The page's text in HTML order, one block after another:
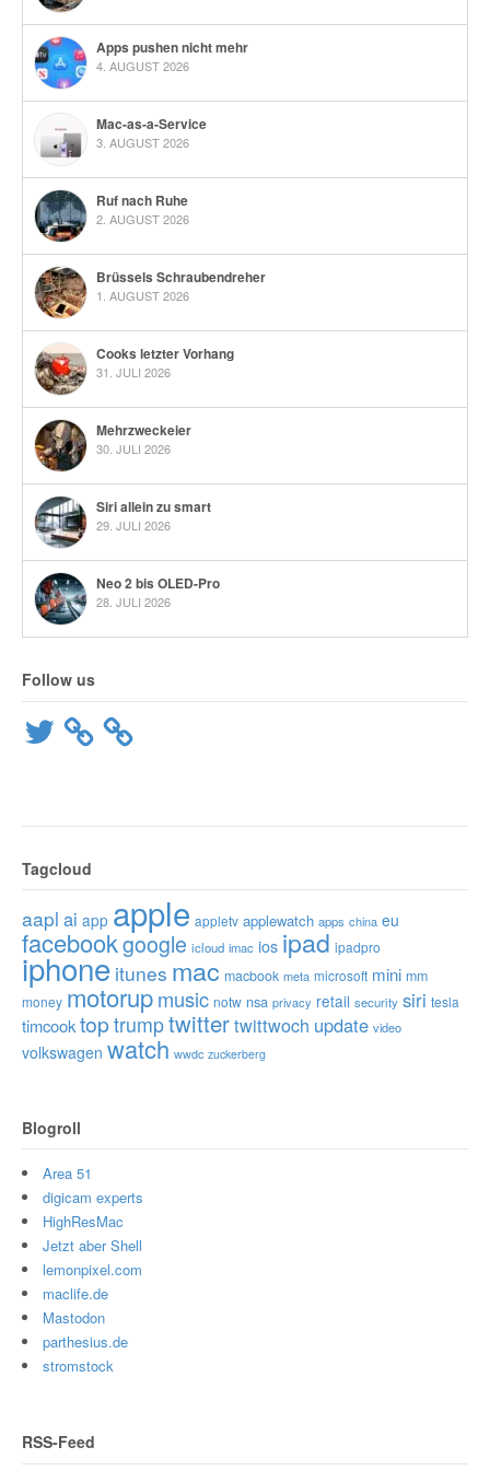
Apps pushen nicht mehr
4. AUGUST 2026
Mac-as-a-Service
3. AUGUST 2026
Ruf nach Ruhe
2. AUGUST 2026
Brüssels Schraubendreher
1. AUGUST 2026
Cooks letzter Vorhang
31. JULI 2026
Mehrzweckeier
30. JULI 2026
Siri allein zu smart
29. JULI 2026
Neo 2 bis OLED-Pro
28. JULI 2026
Follow us
Twitter
Tagcloud
aapl ai app apple appletv applewatch apps china eu
facebookgoogle icloud imac ios ipad ipadpro
iphone itunes mac macbook meta microsoft mini mm
money motorupmusic notw nsa privacy retail security siri tesla
timcooktop trumptwittertwittwoch update video
volkswagen watch wwdc zuckerberg
Blogroll
Area 51
digicam experts
HighResMac
Jetzt aber Shell
lemonpixel.com
maclife.de
Mastodon
parthesius.de
stromstock
RSS-Feed